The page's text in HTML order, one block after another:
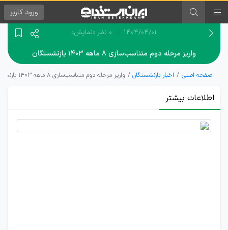
ورود کاربر
۱۴۰۴/۰۴/۰۱ 0 نظر «نمایش»
واریز مرحله دوم متناسب‌سازی ۸ ماهه ۱۴۰۳ بازنشستگان
صفحه اصلی اخبار بازنشستگان واریز مرحله دوم متناسب‌سازی ۸ ماهه ۱۴۰۳ بازنشستگان
اطلاعات بیشتر
واریز مرحله